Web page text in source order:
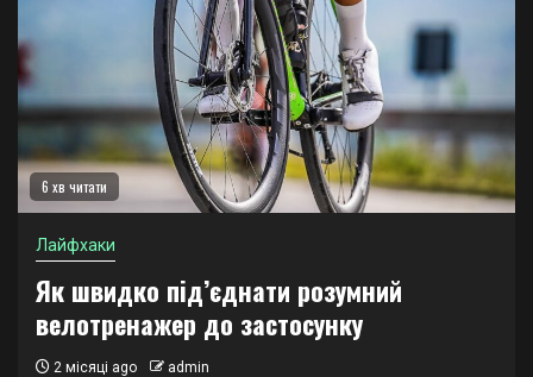
6 хв читати
Лайфхаки
Як швидко під’єднати розумний
велотренажер до застосунку
2 місяці ago admin